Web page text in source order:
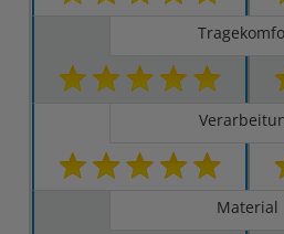
Material